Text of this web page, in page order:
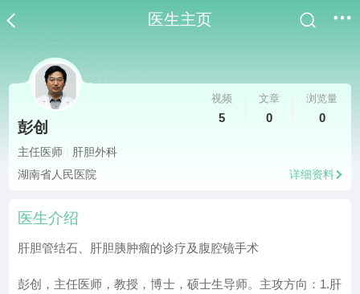
医生主页
彭创
主任医师
肝胆外科
湖南省人民医院
详细资料
视频
5
文章
0
浏览量
0
医生介绍
肝胆管结石、肝胆胰肿瘤的诊疗及腹腔镜手术
彭创，主任医师，教授，博士，硕士生导师。主攻方向：1.肝